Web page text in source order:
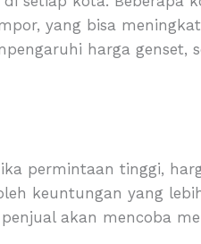
yang bisa
harga genset,
permintaan tinggi,
keuntungan yang
akan mencoba